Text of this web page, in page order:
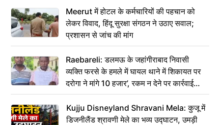
Meerut में होटल के कर्मचारियों की पहचान को
लेकर विवाद, हिंदू सुरक्षा संगठन ने उठाए सवाल;
प्रशासन से जांच की मांग
Raebareli: डलमऊ के जहांगीराबाद निवासी
व्यक्ति फरसे के हमले में घायल थाने में शिकायत पर
दरोगा ने मांगे 10 हजार’, रकम न देने पर कार्रवाई
ठंडी!
Kujju Disneyland Shravani Mela: कुजू में
डिजनीलैंड श्रावणी मेले का भव्य उद्घाटन, उमड़ी